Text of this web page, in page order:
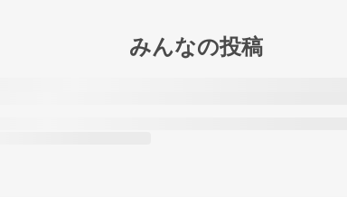
みんなの投稿